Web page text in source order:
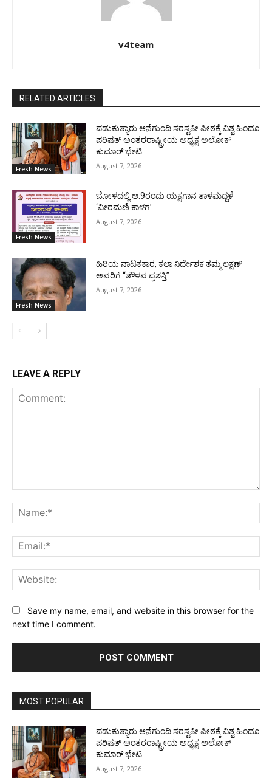
v4team
RELATED ARTICLES
Fresh News
ಪಡುಕುತ್ಯಾರು ಆನೆಗುಂದಿ ಸರಸ್ವತೀ ಪೀಠಕ್ಕೆ ವಿಶ್ವ ಹಿಂದೂ
ಪರಿಷತ್ ಅಂತರರಾಷ್ಟ್ರೀಯ ಅಧ್ಯಕ್ಷ ಅಲೋಕ್
ಕುಮಾರ್ ಭೇಟಿ
August 7, 2026
Fresh News
ಬೋಳದಲ್ಲಿ ಆ.9ರಂದು ಯಕ್ಷಗಾನ ತಾಳಮದ್ದಳೆ
‘ವೀರಮಣಿ ಕಾಳಗ’
August 7, 2026
Fresh News
ಹಿರಿಯ ನಾಟಕಕಾರ, ಕಲಾ ನಿರ್ದೇಶಕ ತಮ್ಮ ಲಕ್ಷಣ್
ಅವರಿಗೆ “ತೌಳವ ಪ್ರಶಸ್ತಿ”
August 7, 2026
LEAVE A REPLY
Save my name, email, and website in this browser for the
next time I comment.
MOST POPULAR
ಪಡುಕುತ್ಯಾರು ಆನೆಗುಂದಿ ಸರಸ್ವತೀ ಪೀಠಕ್ಕೆ ವಿಶ್ವ ಹಿಂದೂ
ಪರಿಷತ್ ಅಂತರರಾಷ್ಟ್ರೀಯ ಅಧ್ಯಕ್ಷ ಅಲೋಕ್
ಕುಮಾರ್ ಭೇಟಿ
August 7, 2026